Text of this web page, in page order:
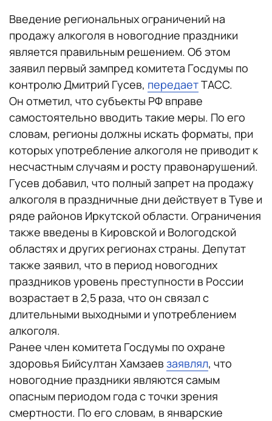
Введение региональных ограничений на
продажу алкоголя в новогодние праздники
является правильным решением. Об этом
заявил первый зампред комитета Госдумы по
контролю Дмитрий Гусев, передаетТАСС.
Он отметил, что субъекты РФ вправе
самостоятельно вводить такие меры. По его
словам, регионы должны искать форматы, при
которых употребление алкоголя не приводит к
несчастным случаям и росту правонарушений.
Гусев добавил, что полный запрет на продажу
алкоголя в праздничные дни действует в Туве и
ряде районов Иркутской области. Ограничения
также введены в Кировской и Вологодской
областях и других регионах страны. Депутат
также заявил, что в период новогодних
праздников уровень преступности в России
возрастает в 2,5 раза, что он связал с
длительными выходными и употреблением
алкоголя.
Ранее член комитета Госдумы по охране
здоровья Бийсултан Хамзаев заявлял, что
новогодние праздники являются самым
опасным периодом года с точки зрения
смертности. По его словам, в январские